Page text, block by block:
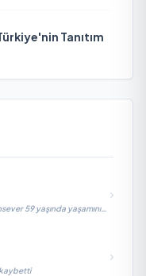
Tanıtım
59 yaşında yaşamını
kaybetti